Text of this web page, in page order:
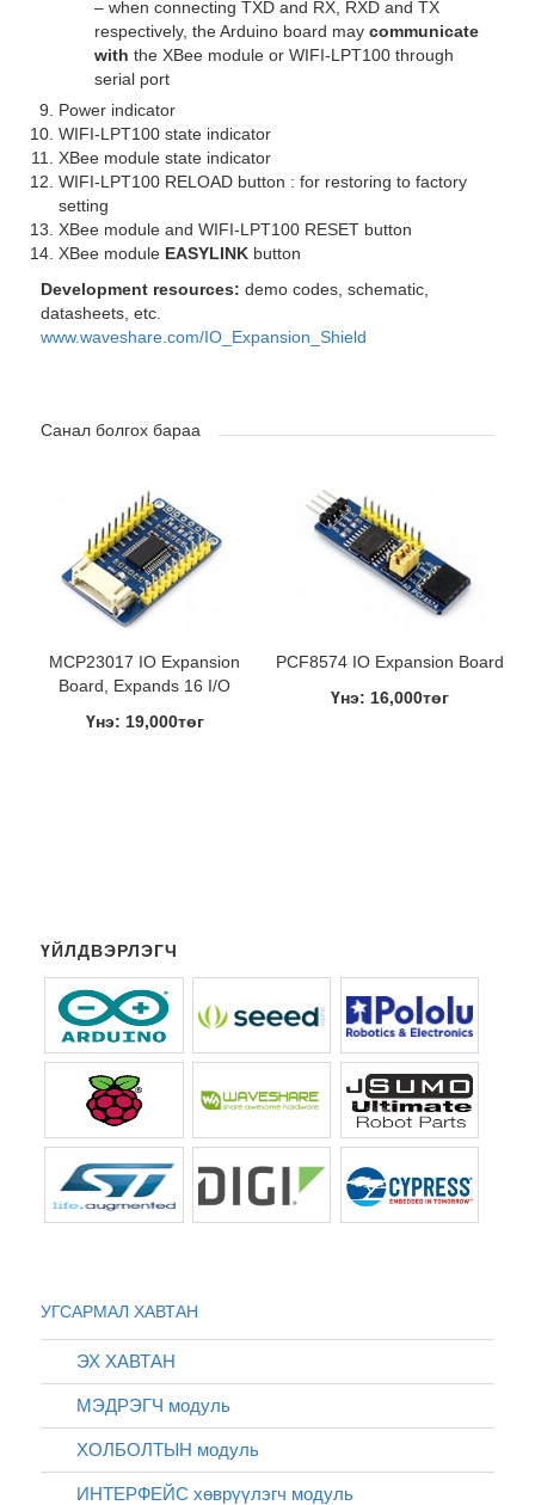
– when connecting TXD and RX, RXD and TX
respectively, the Arduino board may communicate
with the XBee module or WIFI-LPT100 through
serial port
Power indicator
WIFI-LPT100 state indicator
XBee module state indicator
WIFI-LPT100 RELOAD button : for restoring to factory
setting
XBee module and WIFI-LPT100 RESET button
XBee module EASYLINKbutton
Development resources: demo codes, schematic,
datasheets, etc.
www.waveshare.com/IO_Expansion_Shield
Санал болгох бараа
MCP23017 IO Expansion
Board, Expands 16 I/O
Үнэ: 19,000төг
PCF8574 IO Expansion Board
Үнэ: 16,000төг
ҮЙЛДВЭРЛЭГЧ
УГСАРМАЛ ХАВТАН
ЭХ ХАВТАН
МЭДРЭГЧ модуль
ХОЛБОЛТЫН модуль
ИНТЕРФЕЙС хөврүүлэгч модуль